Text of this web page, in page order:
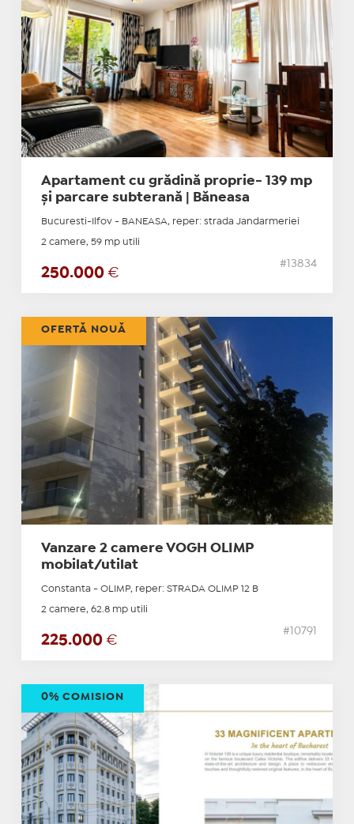
Apartament cu grădină proprie- 139 mp
și parcare subterană | Băneasa
Bucuresti-Ilfov - BANEASA, reper: strada Jandarmeriei
2 camere, 59 mp utili
250.000 €
#13834
Vanzare 2 camere VOGH OLIMP
mobilat/utilat
Constanta - OLIMP, reper: STRADA OLIMP 12 B
2 camere, 62.8 mp utili
225.000 €
#10791
OFERTĂ NOUĂ
0% COMISION